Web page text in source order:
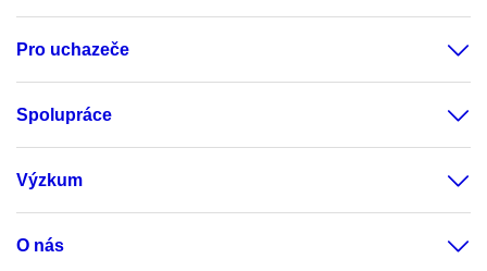
Pro uchazeče
Spolupráce
Výzkum
O nás